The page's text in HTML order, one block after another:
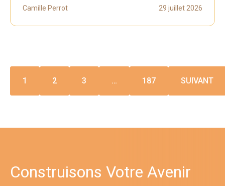
Camille Perrot 29 juillet 2026
1 2 3 … 187 SUIVANT
Construisons Votre Avenir